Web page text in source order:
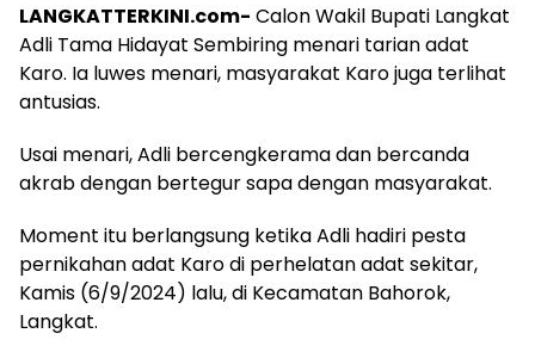
LANGKATTERKINI.com- Calon Wakil Bupati Langkat
Adli Tama Hidayat Sembiring menari tarian adat
Karo. Ia luwes menari, masyarakat Karo juga terlihat
antusias.
Usai menari, Adli bercengkerama dan bercanda
akrab dengan bertegur sapa dengan masyarakat.
Moment itu berlangsung ketika Adli hadiri pesta
pernikahan adat Karo di perhelatan adat sekitar,
Kamis (6/9/2024) lalu, di Kecamatan Bahorok,
Langkat.